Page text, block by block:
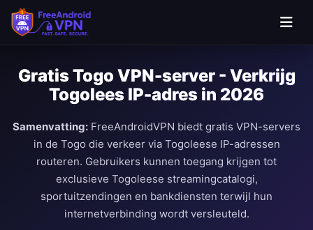
Ga naar hoofdinhoud
Gratis Togo VPN-server - Verkrijg
Togolees IP-adres in 2026
Samenvatting: FreeAndroidVPN biedt gratis VPN-servers
in de Togo die verkeer via Togoleese IP-adressen
routeren. Gebruikers kunnen toegang krijgen tot
exclusieve Togoleese streamingcatalogi,
sportuitzendingen en bankdiensten terwijl hun
internetverbinding wordt versleuteld.